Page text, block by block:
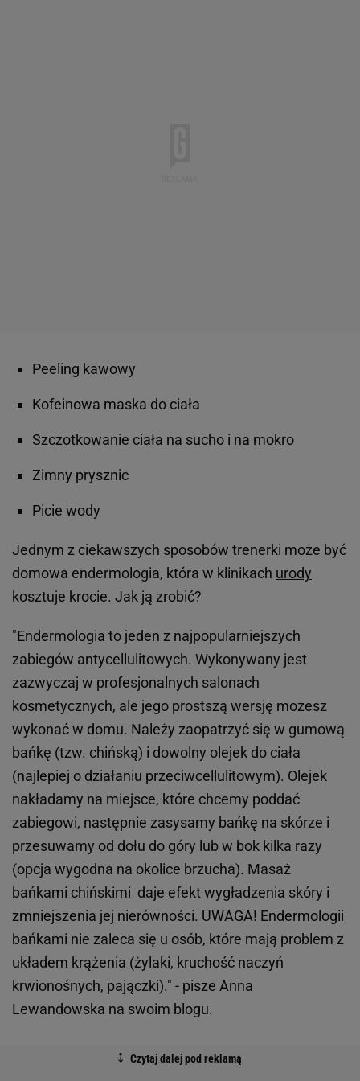
Peeling kawowy
Kofeinowa maska do ciała
Szczotkowanie ciała na sucho i na mokro
Zimny prysznic
Picie wody
Jednym z ciekawszych sposobów trenerki może być
domowa endermologia, która w klinikach urody
kosztuje krocie. Jak ją zrobić?
"Endermologia to jeden z najpopularniejszych
zabiegów antycellulitowych. Wykonywany jest
zazwyczaj w profesjonalnych salonach
kosmetycznych, ale jego prostszą wersję możesz
wykonać w domu. Należy zaopatrzyć się w gumową
bańkę (tzw. chińską) i dowolny olejek do ciała
(najlepiej o działaniu przeciwcellulitowym). Olejek
nakładamy na miejsce, które chcemy poddać
zabiegowi, następnie zasysamy bańkę na skórze i
przesuwamy od dołu do góry lub w bok kilka razy
(opcja wygodna na okolice brzucha). Masaż
bańkami chińskimi daje efekt wygładzenia skóry i
zmniejszenia jej nierówności. UWAGA! Endermologii
bańkami nie zaleca się u osób, które mają problem z
układem krążenia (żylaki, kruchość naczyń
krwionośnych, pajączki)." - pisze Anna
Lewandowska na swoim blogu.